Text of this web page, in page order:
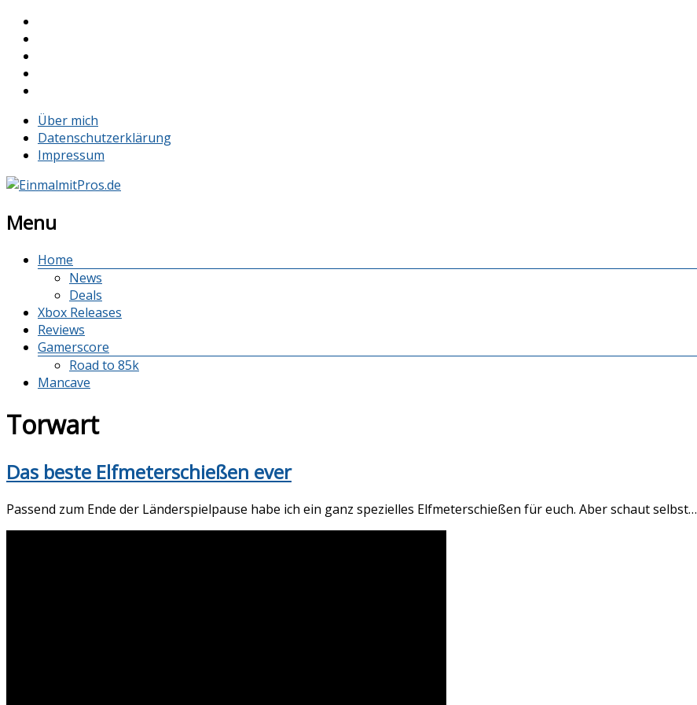
Über mich
Datenschutzerklärung
Impressum
Menu
Home
News
Deals
Xbox Releases
Reviews
Gamerscore
Road to 85k
Mancave
Torwart
Das beste Elfmeterschießen ever
Passend zum Ende der Länderspielpause habe ich ein ganz spezielles Elfmeterschießen für euch. Aber schaut selbst…